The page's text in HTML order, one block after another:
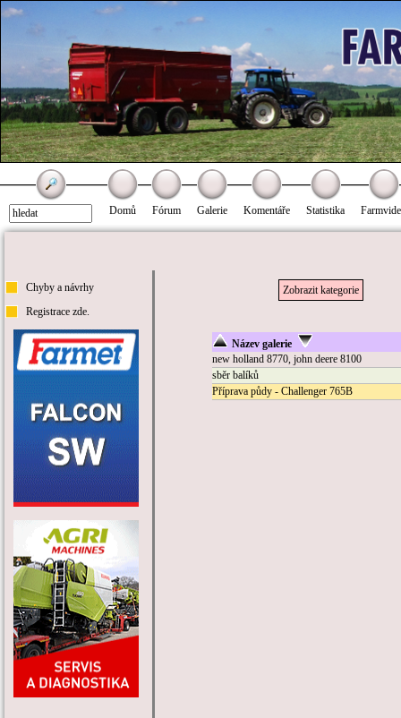
Domů Fórum Galerie Komentáře Statistika
Chyby a návrhy
Registrace zde.
Zobrazit kategorie
Název galerie
new holland 8770, john deere 8100
sběr balíků
Příprava půdy - Challenger 765B